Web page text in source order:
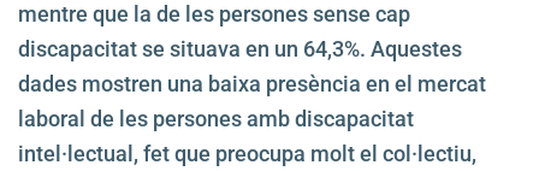
mentre que la de les persones sense cap
discapacitat se situava en un 64,3%. Aquestes
dades mostren una baixa presència en el mercat
laboral de les persones amb discapacitat
intel·lectual, fet que preocupa molt el col·lectiu,